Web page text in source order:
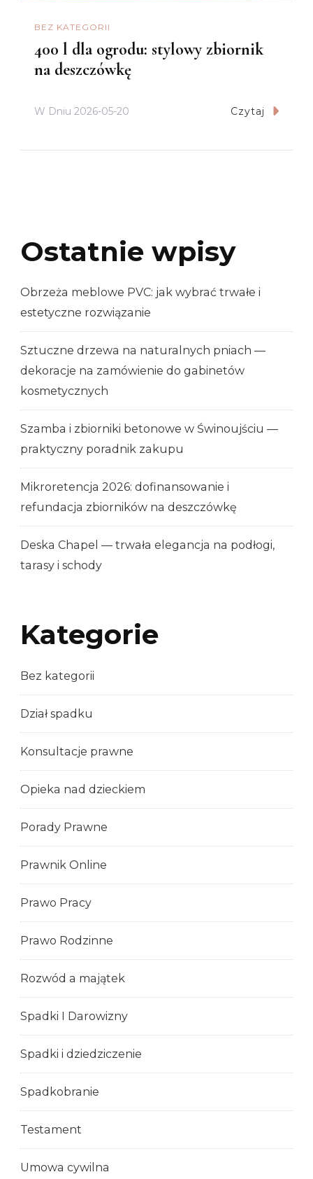
BEZ KATEGORII
400 l dla ogrodu: stylowy zbiornik
na deszczówkę
W Dniu 2026-05-20 Czytaj
Ostatnie wpisy
Obrzeża meblowe PVC: jak wybrać trwałe i
estetyczne rozwiązanie
Sztuczne drzewa na naturalnych pniach —
dekoracje na zamówienie do gabinetów
kosmetycznych
Szamba i zbiorniki betonowe w Świnoujściu —
praktyczny poradnik zakupu
Mikroretencja 2026: dofinansowanie i
refundacja zbiorników na deszczówkę
Deska Chapel — trwała elegancja na podłogi,
tarasy i schody
Kategorie
Bez kategorii
Dział spadku
Konsultacje prawne
Opieka nad dzieckiem
Porady Prawne
Prawnik Online
Prawo Pracy
Prawo Rodzinne
Rozwód a majątek
Spadki I Darowizny
Spadki i dziedziczenie
Spadkobranie
Testament
Umowa cywilna